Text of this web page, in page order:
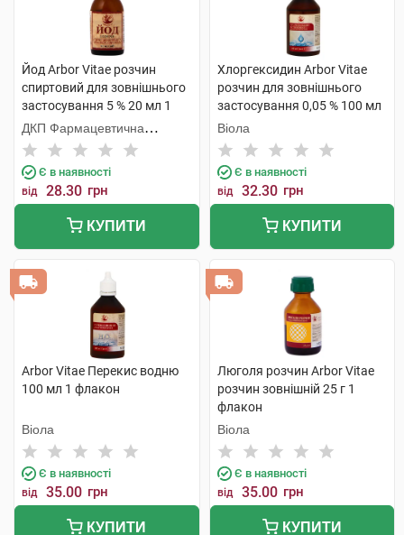
Йод Arbor Vitae розчин
спиртовий для зовнішнього
застосування 5 % 20 мл 1
флакон
ДКП Фармацевтична
фабрика
Є в наявності
від 28.30 грн
КУПИТИ
Хлоргексидин Arbor Vitae
розчин для зовнішнього
застосування 0,05 % 100 мл
1 флакон
Віола
Є в наявності
від 32.30 грн
КУПИТИ
Arbor Vitae Перекис водню
100 мл 1 флакон
Віола
Є в наявності
від 35.00 грн
КУПИТИ
Люголя розчин Arbor Vitae
розчин зовнішній 25 г 1
флакон
Віола
Є в наявності
від 35.00 грн
КУПИТИ